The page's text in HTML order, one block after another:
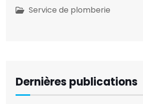
Service de plomberie
Dernières publications